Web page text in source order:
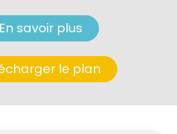
le plan
En savoir plus